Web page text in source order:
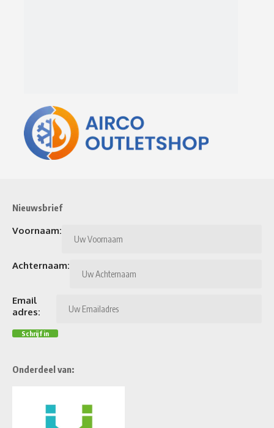
Nieuwsbrief
Voornaam:
Achternaam:
Email
adres:
Onderdeel van: